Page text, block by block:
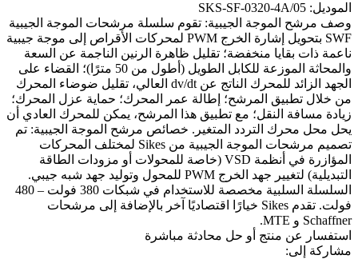
الموديل: SKS-SF-0320-4A/05
وصف مرشح الموجة الجيبية: تقوم سلسلة مرشحات الموجة الجيبية
SWF بتحويل إشارة الخرج PWM لمحركات الأقراص إلى موجة جيبية
ناعمة ذات بقايا منخفضة؛ تقليل ظاهرة الرنين الناجمة عن السعة
والمحاثة الموزعة للكابل الطويل (أطول من 50 مترًا)؛ القضاء على
الجهد الزائد للمحرك الناتج عن dv/dt العالي، تقليل ضوضاء المحرك
من خلال تطبيق المرشح؛ إطالة عمر المحرك؛ حماية عزل المحرك؛
زيادة مسافة النقل؛ مع تطبيق هذا المرشح، يمكن للمحرك العادي أن
يحل محل محرك التردد المتغير. خصائص مرشح الموجة الجيبية: تم
تصميم مرشحات الموجة الجيبية من Sikes لمختلف المحركات
المؤازرة في أنظمة VSD (خاصة للمحولات أو مزودات الطاقة
التبديلية) لتغيير جهد الخرج PWM للمحول وتوليد جهد شبه جيبي.
السلسلة السلبية مخصصة للاستخدام في شبكات 380 فولت – 480
فولت. تقدم Sikes خيارًا اقتصاديًا آخر بالإضافة إلى مرشحات
Schaffner و MTE.
استفسار عن منتج أو حل محادثة مباشرة
مشاركة إلى: